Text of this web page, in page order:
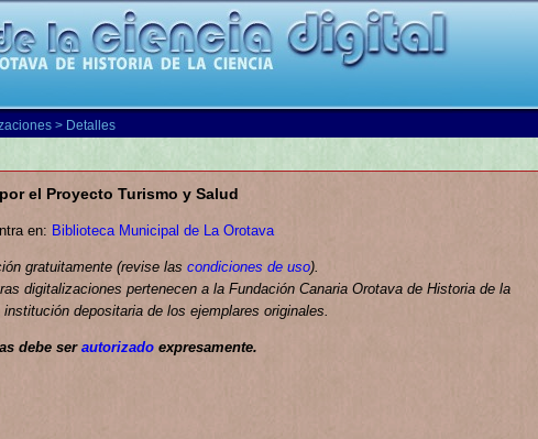
> Detalles
el Proyecto Turismo y Salud
en: Biblioteca Municipal de La Orotava
gratuitamente (revise las condiciones de uso).
digitalizaciones pertenecen a la Fundación Canaria Orotava de Historia de la
depositaria de los ejemplares originales.
debe ser autorizado expresamente.